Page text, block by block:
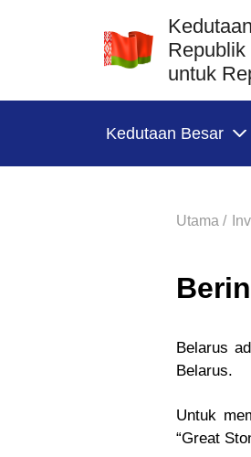
untuk
Kedutaan Besar
Utama /
Belarus
Belarus.
Untuk
“Great